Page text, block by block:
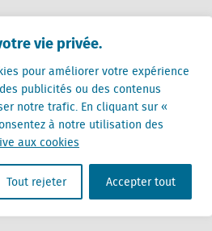
vie privée.
pour améliorer votre expérience
publicités ou des contenus
notre trafic. En cliquant sur «
à notre utilisation des
aux cookies
Tout rejeter Accepter tout
(0) 2 267 2800
3511
Locatus B.V. and Locatus Belgie B.V. are wholly-
Analytics products along with Green Street’s global
Street businesses. Our global organization